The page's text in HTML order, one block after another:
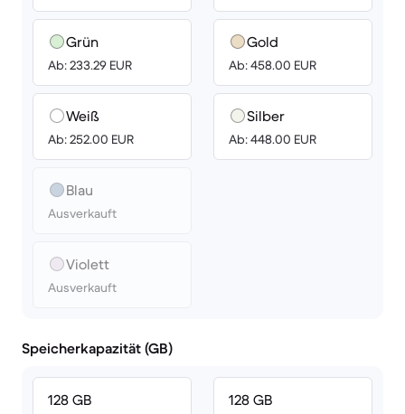
Grün
Ab: 233.29 EUR
Weiß
Ab: 252.00 EUR
Blau
Ausverkauft
Violett
Ausverkauft
Gold
Ab: 458.00 EUR
Silber
Ab: 448.00 EUR
Speicherkapazität (GB)
128 GB 128 GB